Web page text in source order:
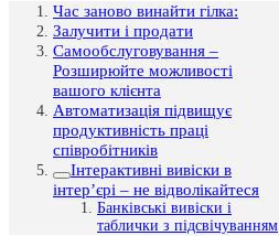
Час заново винайти гілка:
Залучити і продати
Самообслуговування –
Розширюйте можливості
вашого клієнта
Автоматизація підвищує
продуктивність праці
співробітників
Інтерактивні вивіски в
інтер’єрі – не відволікайтеся
Банківські вивіски і
таблички з підсвічуванням